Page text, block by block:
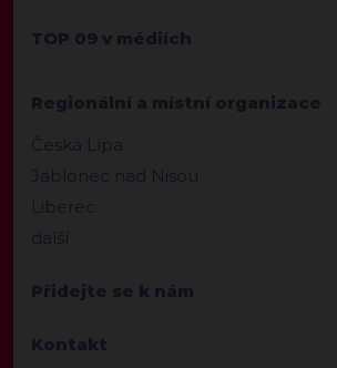
TOP 09 v médiích
Regionální a místní organizace
Česká Lípa
Jablonec nad Nisou
Liberec
další
Přidejte se k nám
Kontakt